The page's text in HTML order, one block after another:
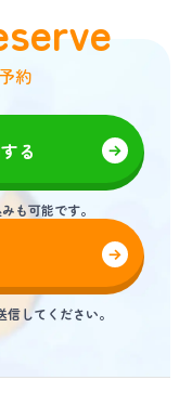
約
る
も可能です。
してください。